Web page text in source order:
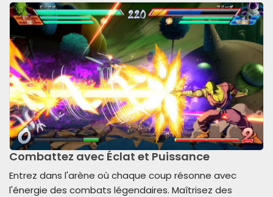
Combattez avec Éclat et Puissance
Entrez dans l'arène où chaque coup résonne avec
l'énergie des combats légendaires. Maîtrisez des